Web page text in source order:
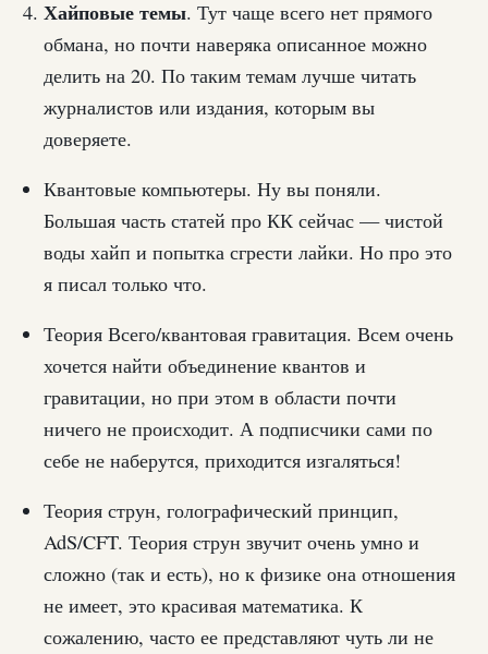
Хайповые темы. Тут чаще всего нет прямого
обмана, но почти наверяка описанное можно
делить на 20. По таким темам лучше читать
журналистов или издания, которым вы
доверяете.
Квантовые компьютеры. Ну вы поняли.
Большая часть статей про КК сейчас — чистой
воды хайп и попытка сгрести лайки. Но про это
я писал только что.
Теория Всего/квантовая гравитация. Всем очень
хочется найти объединение квантов и
гравитации, но при этом в области почти
ничего не происходит. А подписчики сами по
себе не наберутся, приходится изгаляться!
Теория струн, голографический принцип,
AdS/CFT. Теория струн звучит очень умно и
сложно (так и есть), но к физике она отношения
не имеет, это красивая математика. К
сожалению, часто ее представляют чуть ли не